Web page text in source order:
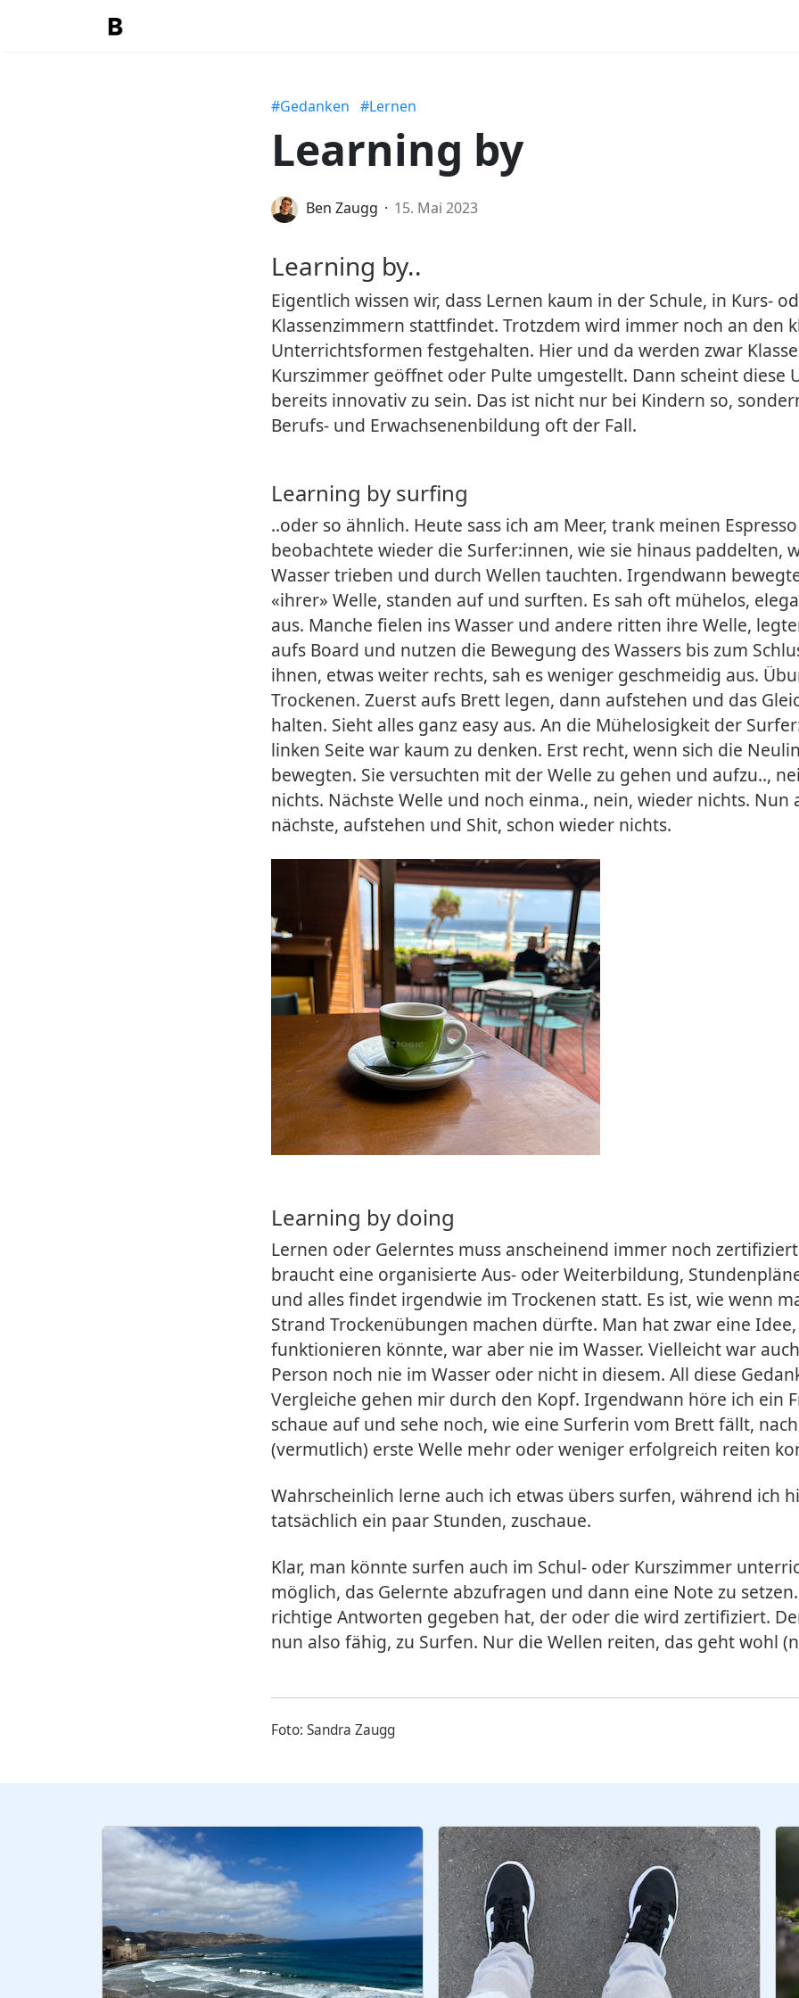
#Gedanken #Lernen
Learning by
Ben Zaugg 15. Mai 2023
Learning by..
Eigentlich wissen wir, dass Lernen kaum in der Schule, in Kurs-
Klassenzimmern stattfindet. Trotzdem wird immer noch an den
Unterrichtsformen festgehalten. Hier und da werden zwar
Kurszimmer geöffnet oder Pulte umgestellt. Dann scheint diese
bereits innovativ zu sein. Das ist nicht nur bei Kindern so,
Berufs- und Erwachsenenbildung oft der Fall.
Learning by surfing
..oder so ähnlich. Heute sass ich am Meer, trank meinen
beobachtete wieder die Surfer:innen, wie sie hinaus paddelten,
Wasser trieben und durch Wellen tauchten. Irgendwann
«ihrer» Welle, standen auf und surften. Es sah oft mühelos,
aus. Manche fielen ins Wasser und andere ritten ihre Welle,
aufs Board und nutzen die Bewegung des Wassers bis zum
ihnen, etwas weiter rechts, sah es weniger geschmeidig aus.
Trockenen. Zuerst aufs Brett legen, dann aufstehen und das
halten. Sieht alles ganz easy aus. An die Mühelosigkeit der
linken Seite war kaum zu denken. Erst recht, wenn sich die
bewegten. Sie versuchten mit der Welle zu gehen und aufzu..,
nichts. Nächste Welle und noch einma., nein, wieder nichts. Nun
nächste, aufstehen und Shit, schon wieder nichts.
Learning by doing
Lernen oder Gelerntes muss anscheinend immer noch zertifiziert
braucht eine organisierte Aus- oder Weiterbildung,
und alles findet irgendwie im Trockenen statt. Es ist, wie wenn
Strand Trockenübungen machen dürfte. Man hat zwar eine
funktionieren könnte, war aber nie im Wasser. Vielleicht war
Person noch nie im Wasser oder nicht in diesem. All diese
Vergleiche gehen mir durch den Kopf. Irgendwann höre ich ein
schaue auf und sehe noch, wie eine Surferin vom Brett fällt,
(vermutlich) erste Welle mehr oder weniger erfolgreich reiten
Wahrscheinlich lerne auch ich etwas übers surfen, während ich
tatsächlich ein paar Stunden, zuschaue.
Klar, man könnte surfen auch im Schul- oder Kurszimmer
möglich, das Gelernte abzufragen und dann eine Note zu
richtige Antworten gegeben hat, der oder die wird zertifiziert.
nun also fähig, zu Surfen. Nur die Wellen reiten, das geht wohl
Foto: Sandra Zaugg